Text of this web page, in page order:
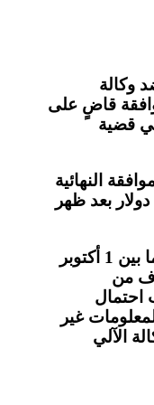
وكالة
قاضٍ على
في قضية
النهائية
20 مليون دولار بعد ظهر
ووضعت المحكمة في الفترة ما بين 1 أكتوبر
عدة آلاف من
احتمال
غير
الآلي